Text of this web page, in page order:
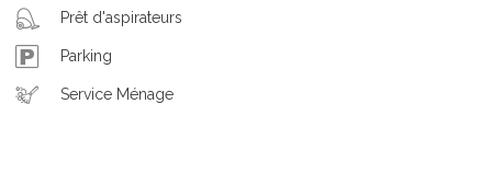
Prêt d'aspirateurs
Parking
Service Ménage